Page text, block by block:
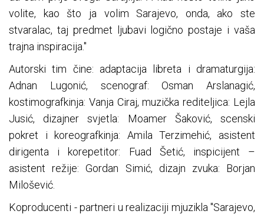
volite, kao što ja volim Sarajevo, onda, ako ste
stvaralac, taj predmet ljubavi logično postaje i vaša
trajna inspiracija."
Autorski tim čine: adaptacija libreta i dramaturgija:
Adnan Lugonić, scenograf: Osman Arslanagić,
kostimografkinja: Vanja Ciraj, muzička rediteljica: Lejla
Jusić, dizajner svjetla: Moamer Šaković, scenski
pokret i koreografkinja: Amila Terzimehić, asistent
dirigenta i korepetitor: Fuad Šetić, inspicijent –
asistent režije: Gordan Simić, dizajn zvuka: Borjan
Milošević.
Koproducenti - partneri u realizaciji mjuzikla "Sarajevo,